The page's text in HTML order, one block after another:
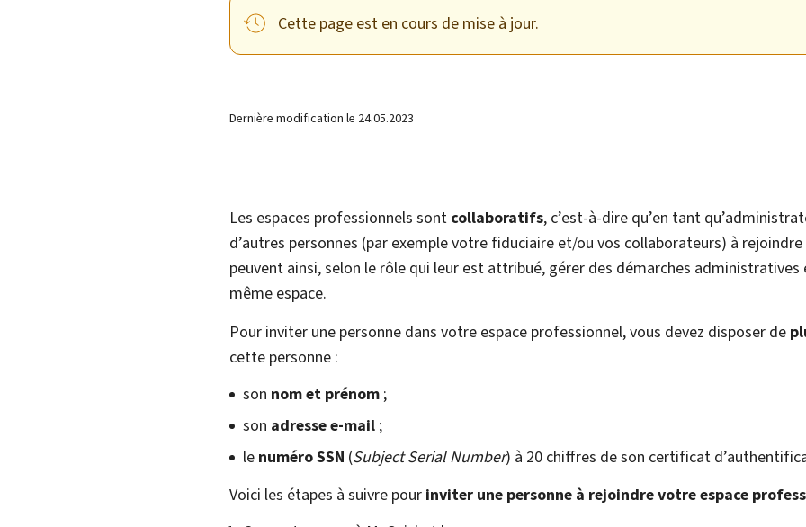
Cette page est en cours de mise à jour.
Dernière modification le 24.05.2023
Les espaces professionnels sont collaboratifs, c’est-à-dire qu’en tant
d’autres personnes (par exemple votre fiduciaire et/ou vos collaborateurs) à
peuvent ainsi, selon le rôle qui leur est attribué, gérer des démarches administratives
même espace.
Pour inviter une personne dans votre espace professionnel, vous devez disposer de
cette personne :
son nom et prénom ;
son adresse e-mail ;
le numéro SSN (Subject Serial Number) à 20 chiffres de son certificat
Voici les étapes à suivre pour inviter une personne à rejoindre votre espace